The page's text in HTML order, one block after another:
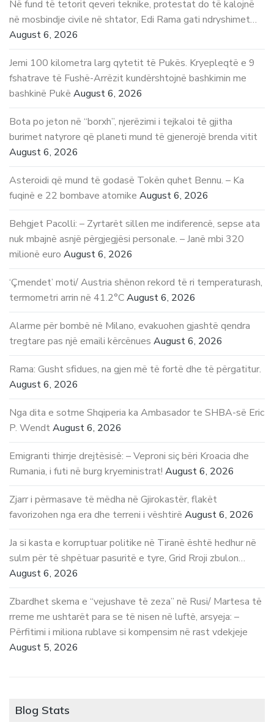
Në fund të tetorit qeveri teknike, protestat do të kalojnë
në mosbindje civile në shtator, Edi Rama gati ndryshimet…
August 6, 2026
Jemi 100 kilometra larg qytetit të Pukës. Kryepleqtë e 9
fshatrave të Fushë-Arrëzit kundërshtojnë bashkimin me
bashkinë Pukë August 6, 2026
Bota po jeton në “borxh”, njerëzimi i tejkaloi të gjitha
burimet natyrore që planeti mund të gjenerojë brenda vitit
August 6, 2026
Asteroidi që mund të godasë Tokën quhet Bennu. – Ka
fuqinë e 22 bombave atomike August 6, 2026
Behgjet Pacolli: – Zyrtarët sillen me indiferencë, sepse ata
nuk mbajnë asnjë përgjegjësi personale. – Janë mbi 320
milionë euro August 6, 2026
‘Çmendet’ moti/ Austria shënon rekord të ri temperaturash,
termometri arrin në 41.2°CAugust 6, 2026
Alarme për bombë në Milano, evakuohen gjashtë qendra
tregtare pas një emaili kërcënues August 6, 2026
Rama: Gusht sfidues, na gjen më të fortë dhe të përgatitur.
August 6, 2026
Nga dita e sotme Shqiperia ka Ambasador te SHBA-së Eric
P. WendtAugust 6, 2026
Emigranti thirrje drejtësisë: – Veproni siç bëri Kroacia dhe
Rumania, i futi në burg kryeministrat! August 6, 2026
Zjarr i përmasave të mëdha në Gjirokastër, flakët
favorizohen nga era dhe terreni i vështirë August 6, 2026
Ja si kasta e korruptuar politike në Tiranë është hedhur në
sulm për të shpëtuar pasuritë e tyre, Grid Rroji zbulon…
August 6, 2026
Zbardhet skema e “vejushave të zeza” në Rusi/ Martesa të
rreme me ushtarët para se të nisen në luftë, arsyeja: –
Përfitimi i miliona rublave si kompensim në rast vdekjeje
August 5, 2026
Blog Stats